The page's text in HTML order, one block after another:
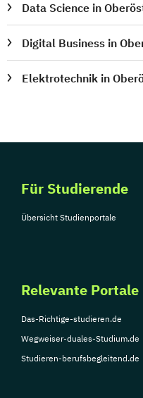
Data Science in
Digital Business in
Elektrotechnik in
Für Studierende
Übersicht Studienportale
Relevante Portale
Das-Richtige-studieren.de
Wegweiser-duales-Studium.de
Studieren-berufsbegleitend.de